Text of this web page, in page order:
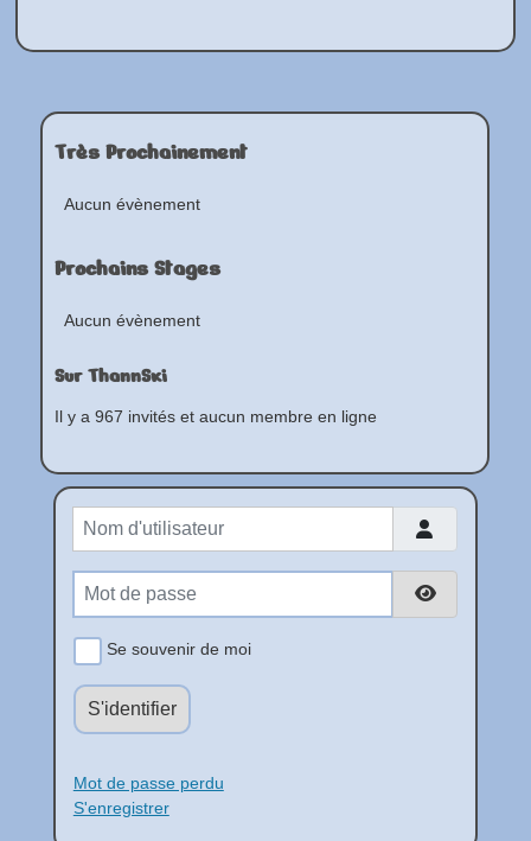
Très Prochainement
Aucun évènement
Prochains Stages
Aucun évènement
Sur ThannSki
Il y a 967 invités et aucun membre en ligne
Nom d'utilisateur
Afficher le
Se souvenir de moi
S'identifier
Mot de passe perdu
S'enregistrer